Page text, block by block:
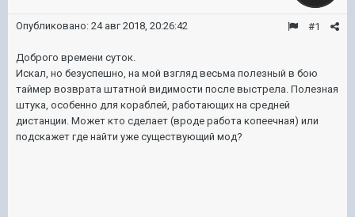
#1
Опубликовано: 24 авг 2018, 20:26:42
Доброго времени суток.
Искал, но безуспешно, на мой взгляд весьма полезный в бою
таймер возврата штатной видимости после выстрела. Полезная
штука, особенно для кораблей, работающих на средней
дистанции. Может кто сделает (вроде работа копеечная) или
подскажет где найти уже существующий мод?